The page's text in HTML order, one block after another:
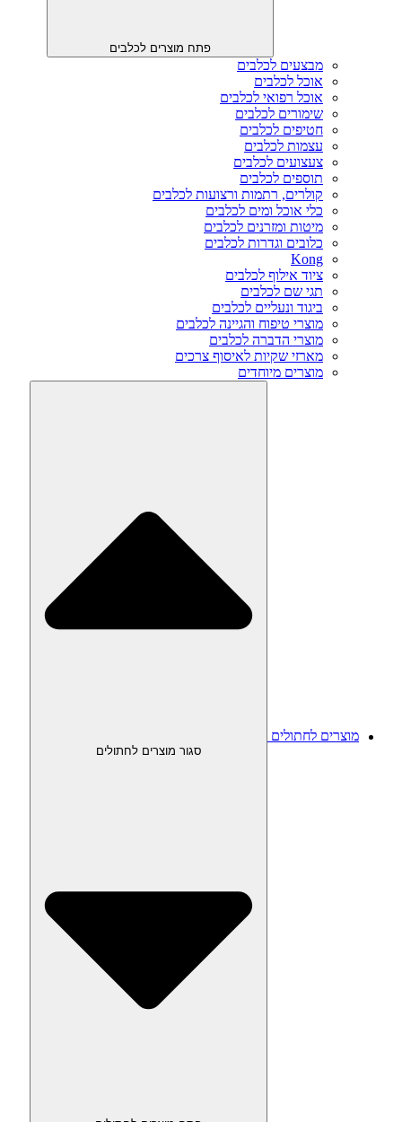
פתח מוצרים לכלבים
מבצעים לכלבים
אוכל לכלבים
אוכל רפואי לכלבים
שימורים לכלבים
חטיפים לכלבים
עצמות לכלבים
צעצועים לכלבים
תוספים לכלבים
קולרים, רתמות ורצועות לכלבים
כלי אוכל ומים לכלבים
מיטות ומזרנים לכלבים
כלובים וגדרות לכלבים
Kong
ציוד אילוף לכלבים
תגי שם לכלבים
ביגוד ונעליים לכלבים
מוצרי טיפוח והגיינה לכלבים
מוצרי הדברה לכלבים
מארזי שקיות לאיסוף צרכים
מוצרים מיוחדים
מוצרים לחתולים
סגור מוצרים לחתולים